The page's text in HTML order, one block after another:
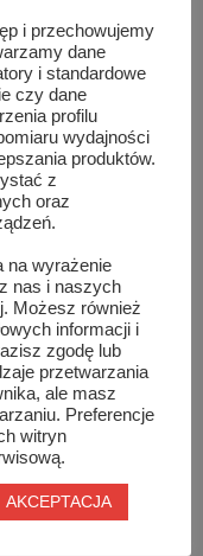
subiektywny.
i przechowujemy
dane
i standardowe
czy dane
profilu
wydajności
produktów.
z
oraz
na wyrażenie
nas i naszych
Możesz również
informacji i
zgodę lub
przetwarzania
ale masz
Preferencje
witryn
AKCEPTACJA